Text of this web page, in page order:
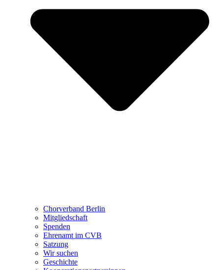
Chorverband Berlin
Mitgliedschaft
Spenden
Ehrenamt im CVB
Satzung
Wir suchen
Geschichte